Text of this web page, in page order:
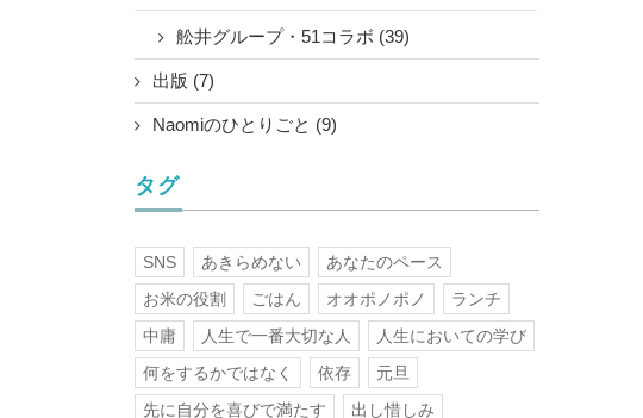
舩井グループ・51コラボ (39)
出版 (7)
Naomiのひとりごと (9)
タグ
SNS あきらめない
あなたのペース
お米の役割
ごはん オオポノポノ
ランチ
中庸
人生で一番大切な人
人生においての学び
何をするかではなく
依存
元旦
先に自分を喜びで満たす
出し惜しみ